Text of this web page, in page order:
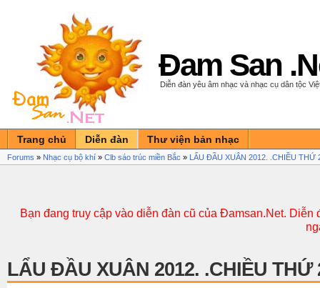
Đam San
Diễn đàn yêu âm nhạc và nhạc cụ dân tộc
Trang chủ Diễn đàn Thư viện bản nhạc
Forums » Nhạc cụ bộ khí » Clb sáo trúc miền Bắc » LẨU ĐẦU XUÂN 2012. .CHIỀU THỨ
Bạn đang truy cập vào diễn đàn cũ của Đamsan.Net.
LẨU ĐẦU XUÂN 2012. .CHIỀU THỨ